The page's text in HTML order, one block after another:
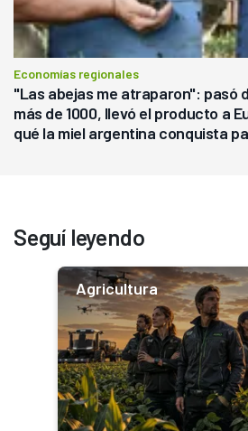
Economías regionales
"Las abejas me atraparon": pasó
más de 1000, llevó el producto a
qué la miel argentina conquista
Seguí leyendo
Agricultura